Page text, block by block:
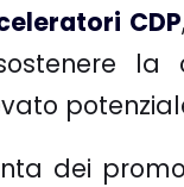
CDP
la
dei